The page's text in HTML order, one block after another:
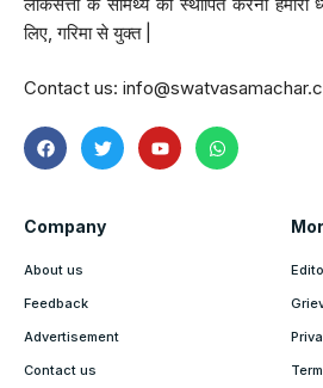
लिए, गरिमा से युक्त |
Contact us:
Company
About us
Feedback
Advertisement
Contact us